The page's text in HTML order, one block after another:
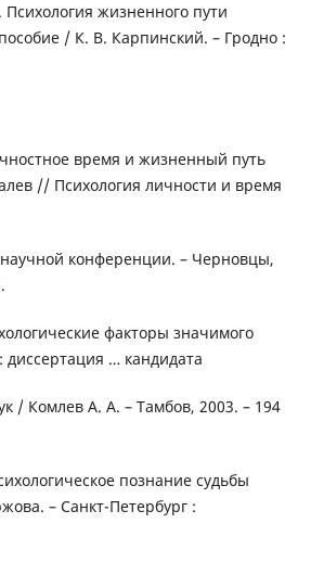
жизненного пути
/ К. В. Карпинский. – Гродно :
время и жизненный путь
// Психология личности и время
конференции. – Черновцы,
факторы значимого
… кандидата
/ Комлев А. А. – Тамбов, 2003. – 194
познание судьбы
– Санкт-Петербург :